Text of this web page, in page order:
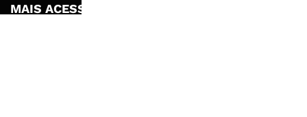
MAIS ACESSADOS